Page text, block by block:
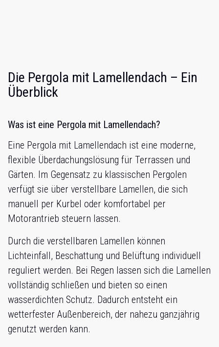
Die Pergola mit Lamellendach – Ein
Überblick
Was ist eine Pergola mit Lamellendach?
Eine Pergola mit Lamellendach ist eine moderne,
flexible Überdachungslösung für Terrassen und
Gärten. Im Gegensatz zu klassischen Pergolen
verfügt sie über verstellbare Lamellen, die sich
manuell per Kurbel oder komfortabel per
Motorantrieb steuern lassen.
Durch die verstellbaren Lamellen können
Lichteinfall, Beschattung und Belüftung individuell
reguliert werden. Bei Regen lassen sich die Lamellen
vollständig schließen und bieten so einen
wasserdichten Schutz. Dadurch entsteht ein
wetterfester Außenbereich, der nahezu ganzjährig
genutzt werden kann.